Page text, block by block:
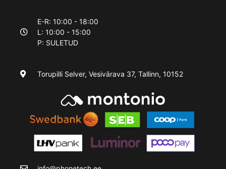
E-R: 10:00 - 18:00
L: 10:00 - 15:00
P: SULETUD
Torupilli Selver, Vesivärava 37, Tallinn, 10152